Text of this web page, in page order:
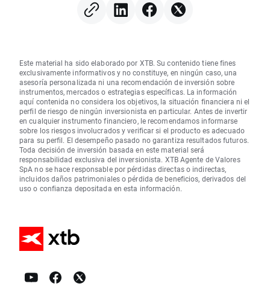
Este material ha sido elaborado por XTB. Su contenido tiene fines
exclusivamente informativos y no constituye, en ningún caso, una
asesoría personalizada ni una recomendación de inversión sobre
instrumentos, mercados o estrategias específicas. La información
aquí contenida no considera los objetivos, la situación financiera ni el
perfil de riesgo de ningún inversionista en particular. Antes de invertir
en cualquier instrumento financiero, le recomendamos informarse
sobre los riesgos involucrados y verificar si el producto es adecuado
para su perfil. El desempeño pasado no garantiza resultados futuros.
Toda decisión de inversión basada en este material será
responsabilidad exclusiva del inversionista. XTB Agente de Valores
SpA no se hace responsable por pérdidas directas o indirectas,
incluidos daños patrimoniales o pérdida de beneficios, derivados del
uso o confianza depositada en esta información.